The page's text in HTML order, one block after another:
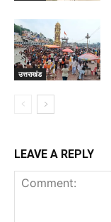
उत्तराखंड
LEAVE A REPLY